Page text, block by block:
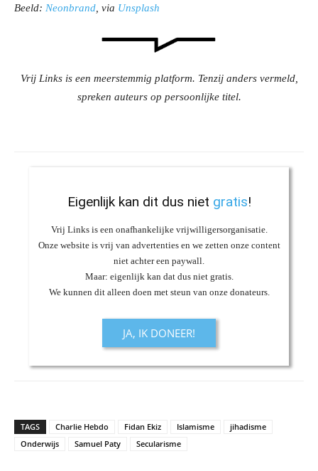
Beeld: Neonbrand , via Unsplash
Vrij Links is een meerstemmig platform. Tenzij anders vermeld,
spreken auteurs op persoonlijke titel.
Eigenlijk kan dit dus niet gratis!
Vrij Links is een onafhankelijke vrijwilligersorganisatie.
Onze website is vrij van advertenties en we zetten onze content
niet achter een paywall.
Maar: eigenlijk kan dat dus niet gratis.
We kunnen dit alleen doen met steun van onze donateurs.
JA, IK DONEER!
TAGS Charlie Hebdo Fidan Ekiz Islamisme
jihadisme
Onderwijs
Samuel Paty Secularisme